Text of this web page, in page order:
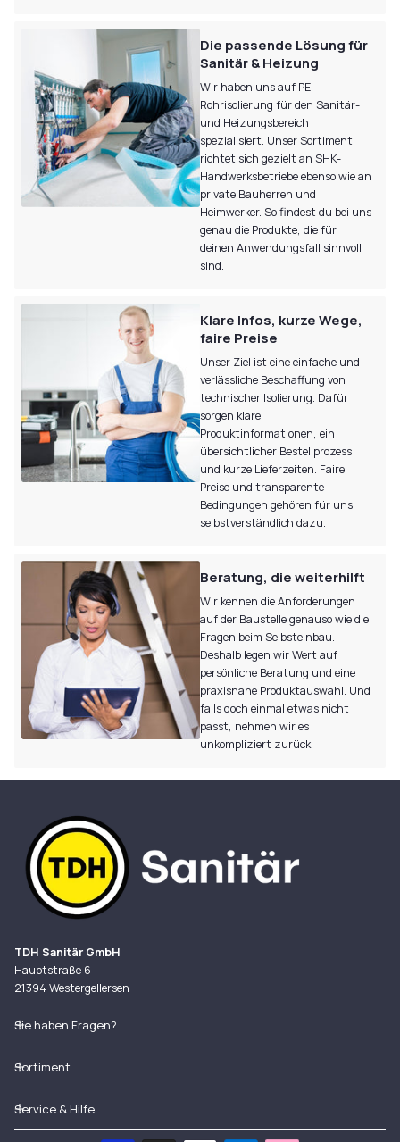
Die passende Lösung für
Sanitär & Heizung
Wir haben uns auf PE-
Rohrisolierung für den Sanitär-
und Heizungsbereich
spezialisiert. Unser Sortiment
richtet sich gezielt an SHK-
Handwerksbetriebe ebenso wie an
private Bauherren und
Heimwerker. So findest du bei uns
genau die Produkte, die für
deinen Anwendungsfall sinnvoll
sind.
Klare Infos, kurze Wege,
faire Preise
Unser Ziel ist eine einfache und
verlässliche Beschaffung von
technischer Isolierung. Dafür
sorgen klare
Produktinformationen, ein
übersichtlicher Bestellprozess
und kurze Lieferzeiten. Faire
Preise und transparente
Bedingungen gehören für uns
selbstverständlich dazu.
Beratung, die weiterhilft
Wir kennen die Anforderungen
auf der Baustelle genauso wie die
Fragen beim Selbsteinbau.
Deshalb legen wir Wert auf
persönliche Beratung und eine
praxisnahe Produktauswahl. Und
falls doch einmal etwas nicht
passt, nehmen wir es
unkompliziert zurück.
TDH Sanitär GmbH
Hauptstraße 6
21394 Westergellersen
Sie haben Fragen?
Sortiment
Service & Hilfe